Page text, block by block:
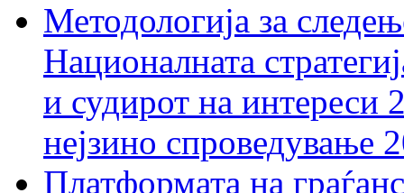
Методологија за
Националната
и судирот на интереси
нејзино спроведување
Платформата на